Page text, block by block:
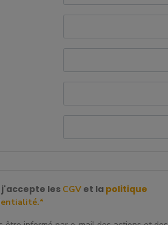
les CGV et la politique
*